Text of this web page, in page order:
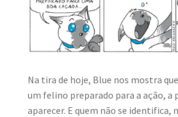
MINHA CONTA
CARRINHO
Na tira de hoje, Blue nos mostra
um felino preparado para a ação, a
aparecer. E quem não se identifica,